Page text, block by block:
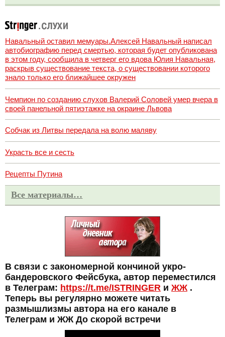
Навальный оставил мемуары.Алексей Навальный написал
автобиографию перед смертью, которая будет опубликована
в этом году, сообщила в четверг его вдова Юлия Навальная,
раскрыв существование текста, о существовании которого
знало только его ближайшее окружен
Чемпион по созданию слухов Валерий Соловей умер вчера в
своей панельной пятиэтажке на окраине Львова
Собчак из Литвы передала на волю маляву
Украсть все и сесть
Рецепты Путина
Все материалы…
В связи с закономерной кончиной укро-
бандеровского Фейсбука, автор переместился
в Телеграм: https://t.me/ISTRINGER и ЖЖ .
Теперь вы регулярно можете читать
размышлизмы автора на его канале в
Телеграм и ЖЖ До скорой встречи